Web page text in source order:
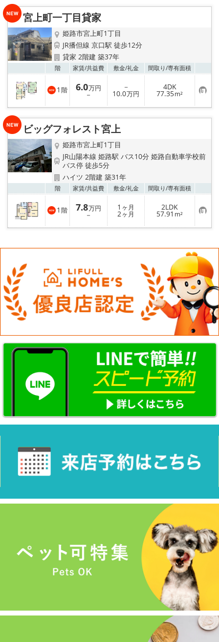
り
宮上町一丁目貸家
姫路市宮上町1丁目
JR播但線 京口駅 徒歩12分
貸家 2階建 築37年
階 家賃/共益費 敷金/礼金 間取り/専有面積
1 階 6.0万円
－
－
10.0万円
4DK
77.35m² お
気
に
り
ビッグフォレスト宮上
姫路市宮上町1丁目
JR山陽本線 姫路駅 バス10分 姫路自動車学校前
バス停 徒歩5分
ハイツ 2階建 築31年
階 家賃/共益費 敷金/礼金 間取り/専有面積
1 階 7.8万円
－
1 ヶ月
2ヶ月
2LDK
57.91 m² お
気
に
登
録